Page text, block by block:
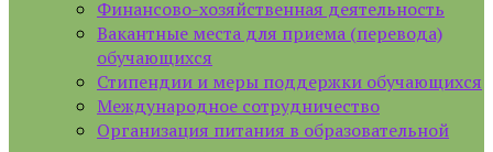
Финансово-хозяйственная деятельность
Вакантные места для приема (перевода)
обучающихся
Стипендии и меры поддержки обучающихся
Международное сотрудничество
Организация питания в образовательной